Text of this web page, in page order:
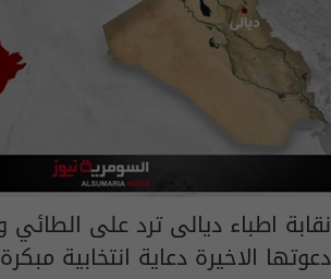
نقابة اطباء ديالى ترد على
دعوتها الاخيرة دعاية انتخابية مبكرة